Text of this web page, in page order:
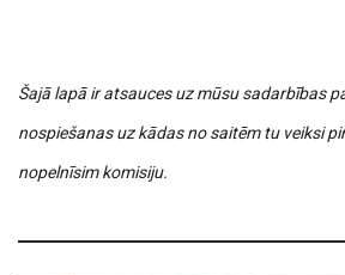
Šajā lapā ir atsauces uz mūsu sadarbības
nospiešanas uz kādas no saitēm tu veiksi
nopelnīsim komisiju.